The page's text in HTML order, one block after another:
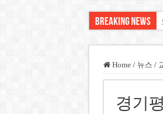
Breaking News
Home / 뉴스 /
경기